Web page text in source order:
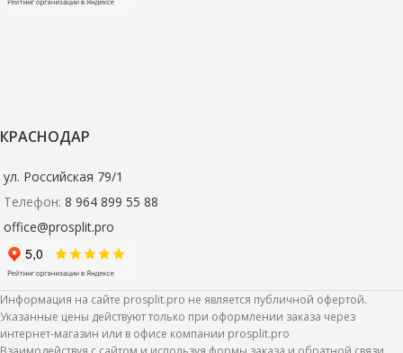
КРАСНОДАР
ул. Российская 79/1
Телефон: 8 964 899 55 88
office@prosplit.pro
Информация на сайте prosplit.pro не является публичной офертой.
Указанные цены действуют только при оформлении заказа через
интернет-магазин или в офисе компании prosplit.pro